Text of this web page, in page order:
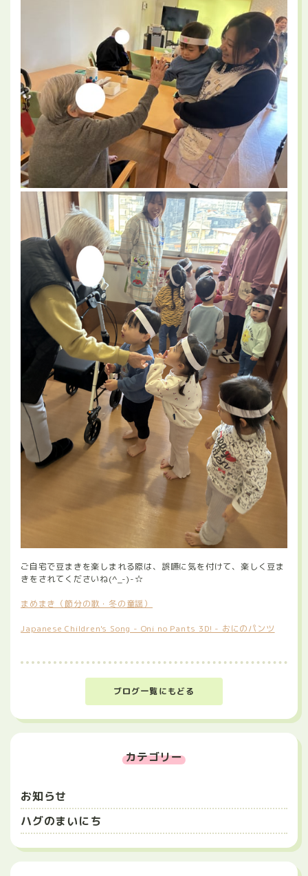
ご自宅で豆まきを楽しまれる際は、誤嚥に気を付けて、楽しく豆ま
きをされてくださいね(^_-)-☆
まめまき（節分の歌・冬の童謡）
Japanese Children's Song - Oni no Pants 3D! - おにのパンツ
ブログ一覧にもどる
カテゴリー
お知らせ
ハグのまいにち